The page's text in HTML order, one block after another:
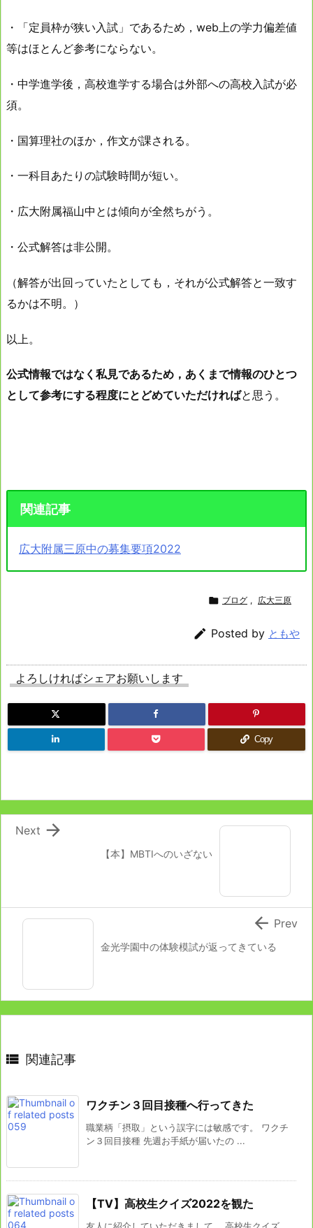
・「定員枠が狭い入試」であるため，web上の学力偏差値
等はほとんど参考にならない。
・中学進学後，高校進学する場合は外部への高校入試が必
須。
・国算理社のほか，作文が課される。
・一科目あたりの試験時間が短い。
・広大附属福山中とは傾向が全然ちがう。
・公式解答は非公開。
（解答が出回っていたとしても，それが公式解答と一致す
るかは不明。）
以上。
公式情報ではなく私見であるため，あくまで情報のひとつ
として参考にする程度にとどめていただければと思う。
関連記事
広大附属三原中の募集要項2022
 ブログ , 広大三原
 Posted by ともや
よろしければシェアお願いします
Copy
【本】MBTIへのいざない

Next
金光学園中の体験模試が返ってきている
 Prev
 関連記事
ワクチン３回目接種へ行ってきた
職業柄「摂取」という誤字には敏感です。 ワクチ
ン３回目接種 先週お手紙が届いたの ...
【TV】高校生クイズ2022を観た